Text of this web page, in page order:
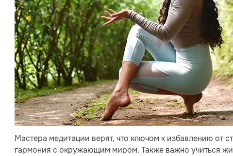
Мастера медитации верят, что ключом к избавлению от
гармония с окружающим миром. Также важно учиться